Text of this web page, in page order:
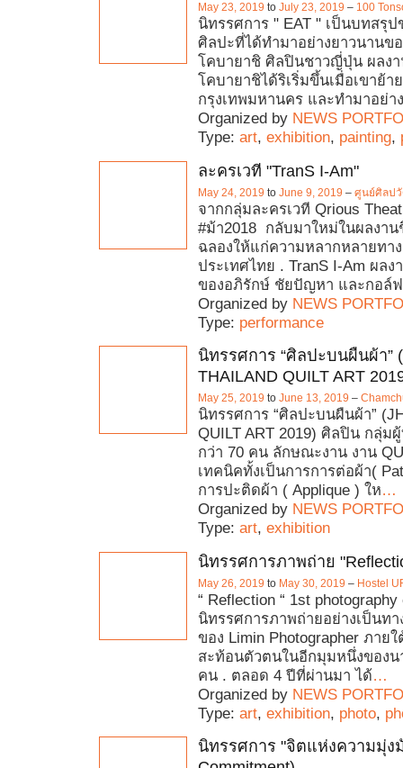
May 23, 2019 to July 23, 2019 – 100
นิทรรศการ " EAT " เป็นบทสรุป
ศิลปะที่ได้ทำมาอย่างยาวนานข
โคบายาชิ ศิลปินชาวญี่ปุ่น ผลง
โคบายาชิได้ริเริ่มขึ้นเมื่อเขาย้า
กรุงเทพมหานคร และทำมาอย่า
Organized by NEWS
Type: art, exhibition, painting,
ละครเวที "TranS I-Am"
May 24, 2019 to June 9, 2019 – ศูนย์ศิลป
จากกลุ่มละครเวที Qrious
#ม้า2018 กลับมาใหม่ในผลงา
ฉลองให้แก่ความหลากหลายทา
ประเทศไทย . TranS I-Am ผลง
ของอภิรักษ์ ชัยปัญหา และกอล์
Organized by NEWS
Type: performance
นิทรรศการ “ศิลปะบนผืนผ้า”
THAILAND QUILT ART
May 25, 2019 to June 13, 2019 –
นิทรรศการ “ศิลปะบนผืนผ้า”
QUILT ART 2019) ศิลปิน กลุ่ม
กว่า 70 คน ลักษณะงาน งาน
เทคนิคทั้งเป็นการการต่อผ้า(
การปะติดผ้า ( Applique ) ให…
Organized by NEWS
Type: art, exhibition
นิทรรศการภาพถ่าย
May 26, 2019 to May 30, 2019 – Hostel
“ Reflection “ 1st
นิทรรศการภาพถ่ายอย่างเป็นทา
ของ Limin Photographer ภาย
สะท้อนตัวตนในอีกมุมหนึ่งของน
คน . ตลอด 4 ปีที่ผ่านมา ได้…
Organized by NEWS
Type: art, exhibition, photo,
นิทรรศการ "จิตแห่งความมุ่ง